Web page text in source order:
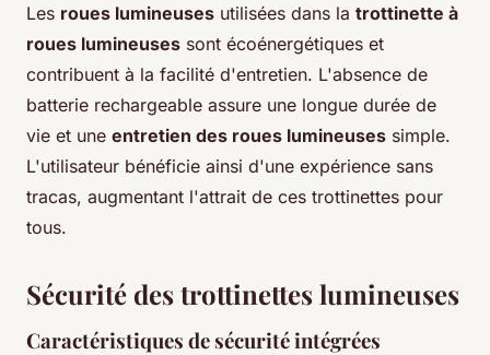
Les roues lumineuses utilisées dans la trottinette à
roues lumineuses sont écoénergétiques et
contribuent à la facilité d'entretien. L'absence de
batterie rechargeable assure une longue durée de
vie et une entretien des roues lumineuses simple.
L'utilisateur bénéficie ainsi d'une expérience sans
tracas, augmentant l'attrait de ces trottinettes pour
tous.
Sécurité des trottinettes lumineuses
Caractéristiques de sécurité intégrées